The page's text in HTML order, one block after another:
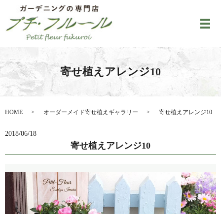
メ
寄せ植えアレンジ10
HOME オーダーメイド寄せ植えギャラリー 寄せ植えアレンジ10
2018/06/18
寄せ植えアレンジ10